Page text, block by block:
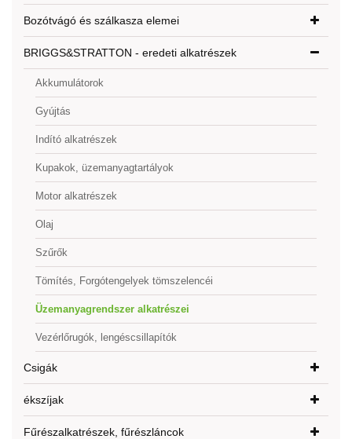
Bozótvágó és szálkasza elemei
BRIGGS&STRATTON - eredeti alkatrészek
Akkumulátorok
Gyújtás
Indító alkatrészek
Kupakok, üzemanyagtartályok
Motor alkatrészek
Olaj
Szűrők
Tömítés, Forgótengelyek tömszelencéi
Üzemanyagrendszer alkatrészei
Vezérlőrugók, lengéscsillapítók
Csigák
ékszíjak
Fűrészalkatrészek, fűrészláncok